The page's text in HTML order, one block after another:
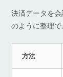
決済データを
のように整理で
方法